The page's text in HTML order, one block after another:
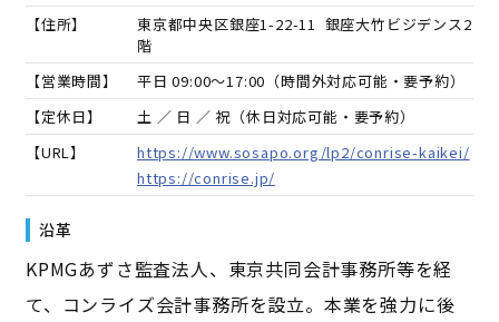
【住所】
東京都中央区銀座1-22-11 銀座大竹ビジデンス2
階
【営業時間】
平日 09:00～17:00（時間外対応可能・要予約）
【定休日】
土 ／ 日 ／ 祝（休日対応可能・要予約）
【URL】
https://www.sosapo.org/lp2/conrise-kaikei/
https://conrise.jp/
沿革
KPMGあずさ監査法人、東京共同会計事務所等を経
て、コンライズ会計事務所を設立。本業を強力に後